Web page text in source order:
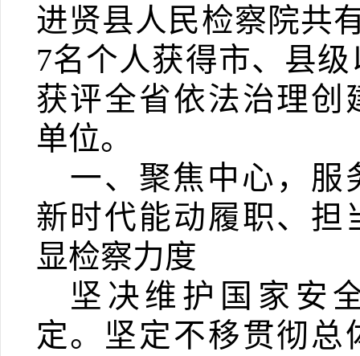
进贤县人民检察院共
7名个人获得市、县
获评全省依法治理创
单位。
一、聚焦中心，服
新时代能动履职、担
显检察力度
坚决维护国家安
定。 坚定不移贯彻总